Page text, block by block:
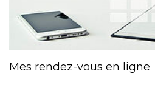
Mes rendez-vous en ligne